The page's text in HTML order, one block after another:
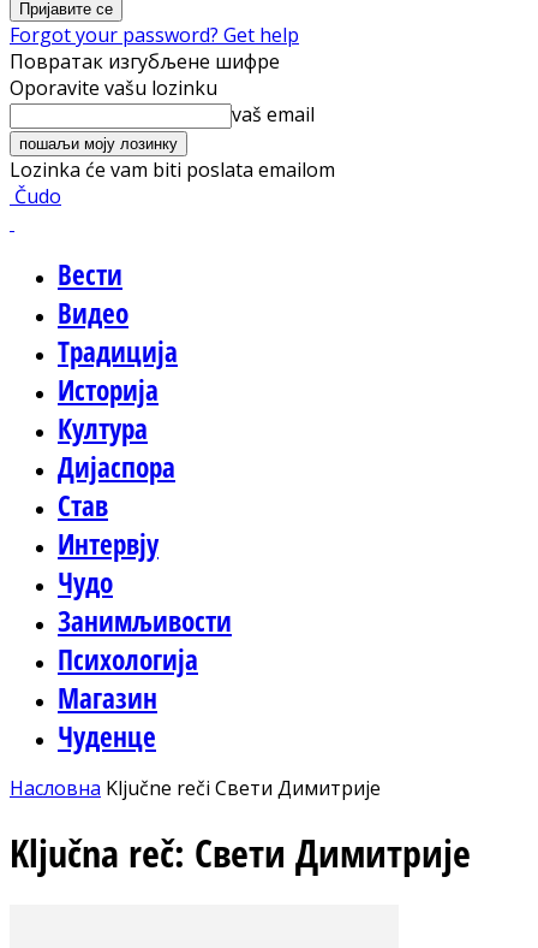
Forgot your password? Get help
Повратак изгубљене шифре
Oporavite vašu lozinku
vaš email
Lozinka će vam biti poslata emailom
Čudo
Вести
Видео
Традиција
Историја
Култура
Дијаспора
Став
Интервју
Чудо
Занимљивости
Психологија
Магазин
Чуденце
Насловна Ključne reči Свети Димитрије
Ključna reč: Свети Димитрије